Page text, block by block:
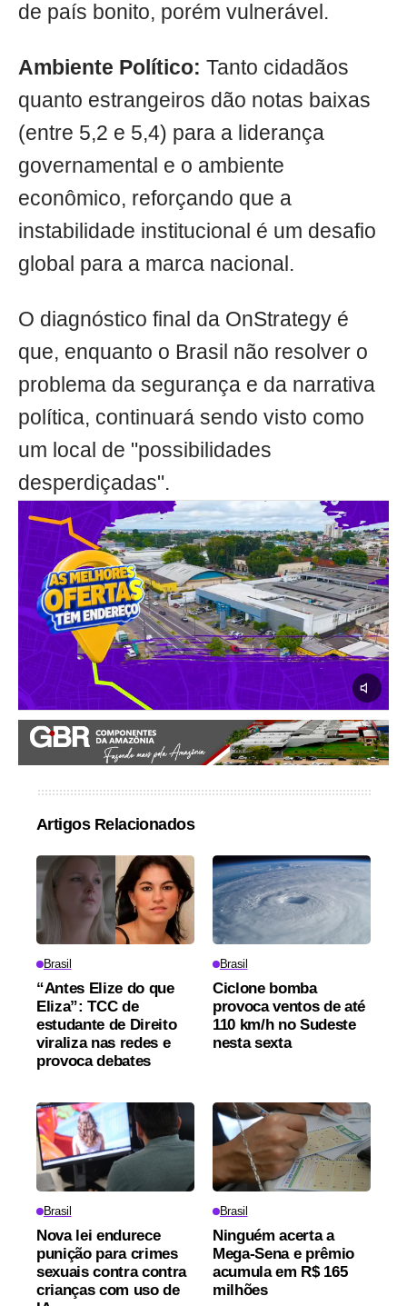
de país bonito, porém vulnerável.
Ambiente Político: Tanto cidadãos
quanto estrangeiros dão notas baixas
(entre 5,2 e 5,4) para a liderança
governamental e o ambiente
econômico, reforçando que a
instabilidade institucional é um desafio
global para a marca nacional.
O diagnóstico final da OnStrategy é
que, enquanto o Brasil não resolver o
problema da segurança e da narrativa
política, continuará sendo visto como
um local de "possibilidades
desperdiçadas".
Artigos Relacionados
Brasil
“Antes Elize do que
Eliza”: TCC de
estudante de Direito
viraliza nas redes e
provoca debates
Brasil
Ciclone bomba
provoca ventos de até
110 km/h no Sudeste
nesta sexta
Brasil
Nova lei endurece
punição para crimes
sexuais contra contra
crianças com uso de
Brasil
Ninguém acerta a
Mega-Sena e prêmio
acumula em R$ 165
milhões